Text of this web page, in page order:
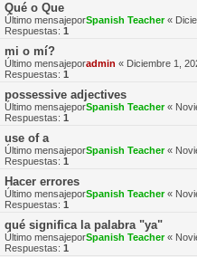
Qué o Que
Último mensajeporSpanish Teacher«
Respuestas: 1
mi o mí?
Último mensajeporadmin « Diciembre 1,
Respuestas: 1
possessive adjectives
Último mensajeporSpanish Teacher«
Respuestas: 1
use of a
Último mensajeporSpanish Teacher«
Respuestas: 1
Hacer errores
Último mensajeporSpanish Teacher«
Respuestas: 1
qué significa la palabra "ya"
Último mensajeporSpanish Teacher«
Respuestas: 1